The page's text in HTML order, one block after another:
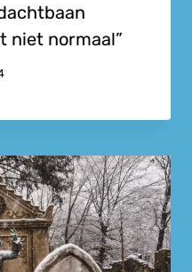
niet normaal”